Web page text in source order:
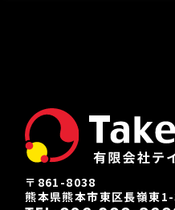
〒861-8038
熊本県熊本市東区長嶺東